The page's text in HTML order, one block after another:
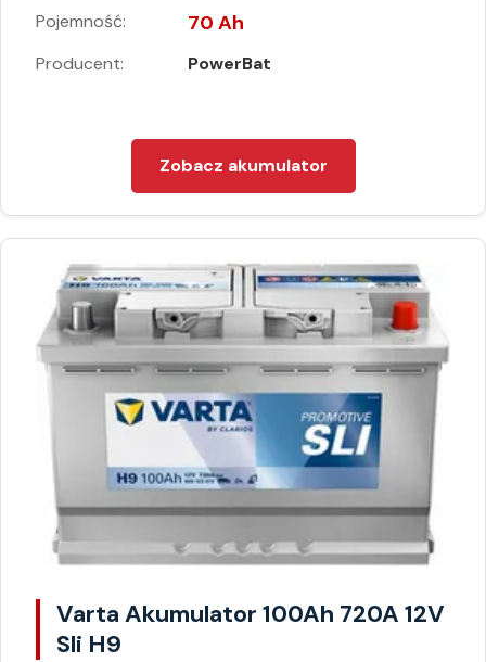
Pojemność: 70 Ah
Producent: PowerBat
Zobacz akumulator
Varta Akumulator 100Ah 720A 12V
Sli H9